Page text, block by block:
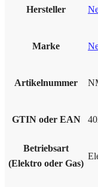
Hersteller
Marke
Artikelnummer
GTIN oder EAN
Betriebsart
(Elektro oder Gas)